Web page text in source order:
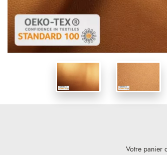
Votre panier